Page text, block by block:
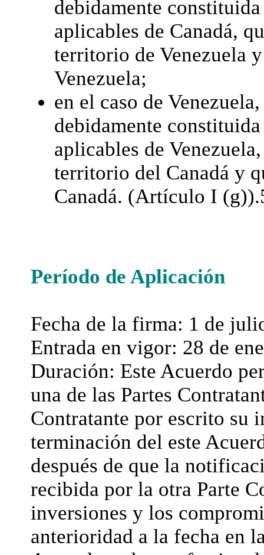
debidamente
aplicables de Canadá,
territorio de Venezuela
Venezuela;
en el caso de
debidamente
aplicables de
territorio del Canadá y
Canadá. (Artículo I
Período de Aplicación
Fecha de la firma: 1 de
Entrada en vigor: 28 de
Duración: Este Acuerdo
una de las Partes
Contratante por escrito su
terminación del este
después de que la
recibida por la otra Parte
inversiones y los
anterioridad a la fecha en